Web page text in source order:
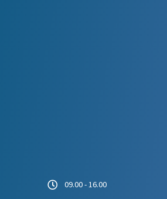
09.00 - 16.00